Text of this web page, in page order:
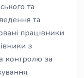
та
та
працівники
з
контролю за